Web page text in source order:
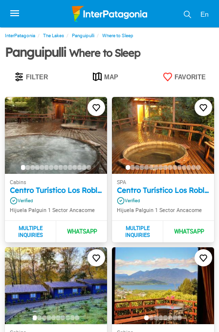
En
InterPatagonia The Lakes Panguipulli Where to Sleep
PanguipulliWhere to Sleep
FILTER MAP FAVORITE
Centro Turístico Los Robles
Hijuela Palguin 1 Sector Ancacome
Centro Turístico Los Robles
Hijuela Palguin 1 Sector Ancacome